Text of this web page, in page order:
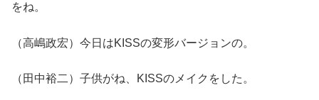
をね。
（高嶋政宏）今日はKISSの変形バージョンの。
（田中裕二）子供がね、KISSのメイクをした。